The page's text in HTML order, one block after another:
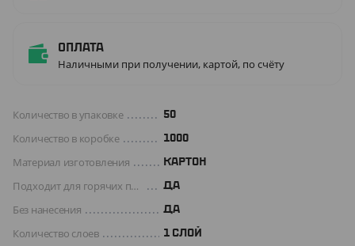
Оплата
Наличными при получении, картой, по счёту
Количество в упаковке 50
Количество в коробке 1000
Материал изготовления КАРТОН
Подходит для горячих продуктов ДА
Без нанесения ДА
Количество слоев 1 СЛОЙ